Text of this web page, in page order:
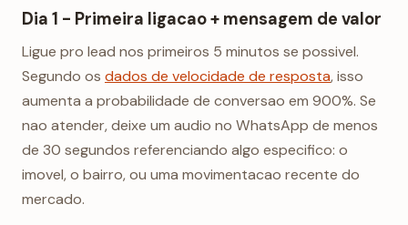
Dia 1 - Primeira ligacao + mensagem de valor
Ligue pro lead nos primeiros 5 minutos se possivel.
Segundo os dados de velocidade de resposta, isso
aumenta a probabilidade de conversao em 900%. Se
nao atender, deixe um audio no WhatsApp de menos
de 30 segundos referenciando algo especifico: o
imovel, o bairro, ou uma movimentacao recente do
mercado.